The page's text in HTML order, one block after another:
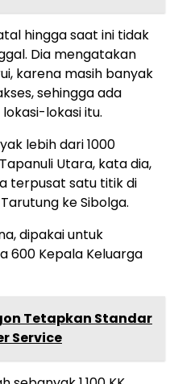
hingga saat ini tidak
Dia mengatakan
karena masih banyak
sehingga ada
lokasi itu.
lebih dari 1000
Utara, kata dia,
terpusat satu titik di
ke Sibolga.
dipakai untuk
600 Kepala Keluarga
Tetapkan Standar
Service